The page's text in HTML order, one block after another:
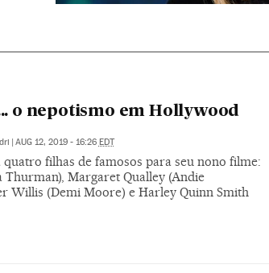
o nepotismo em Hollywood
| AUG 12, 2019 - 16:26 EDT
filhas de famosos para seu nono filme:
Thurman), Margaret Qualley (Andie
Willis (Demi Moore) e Harley Quinn Smith